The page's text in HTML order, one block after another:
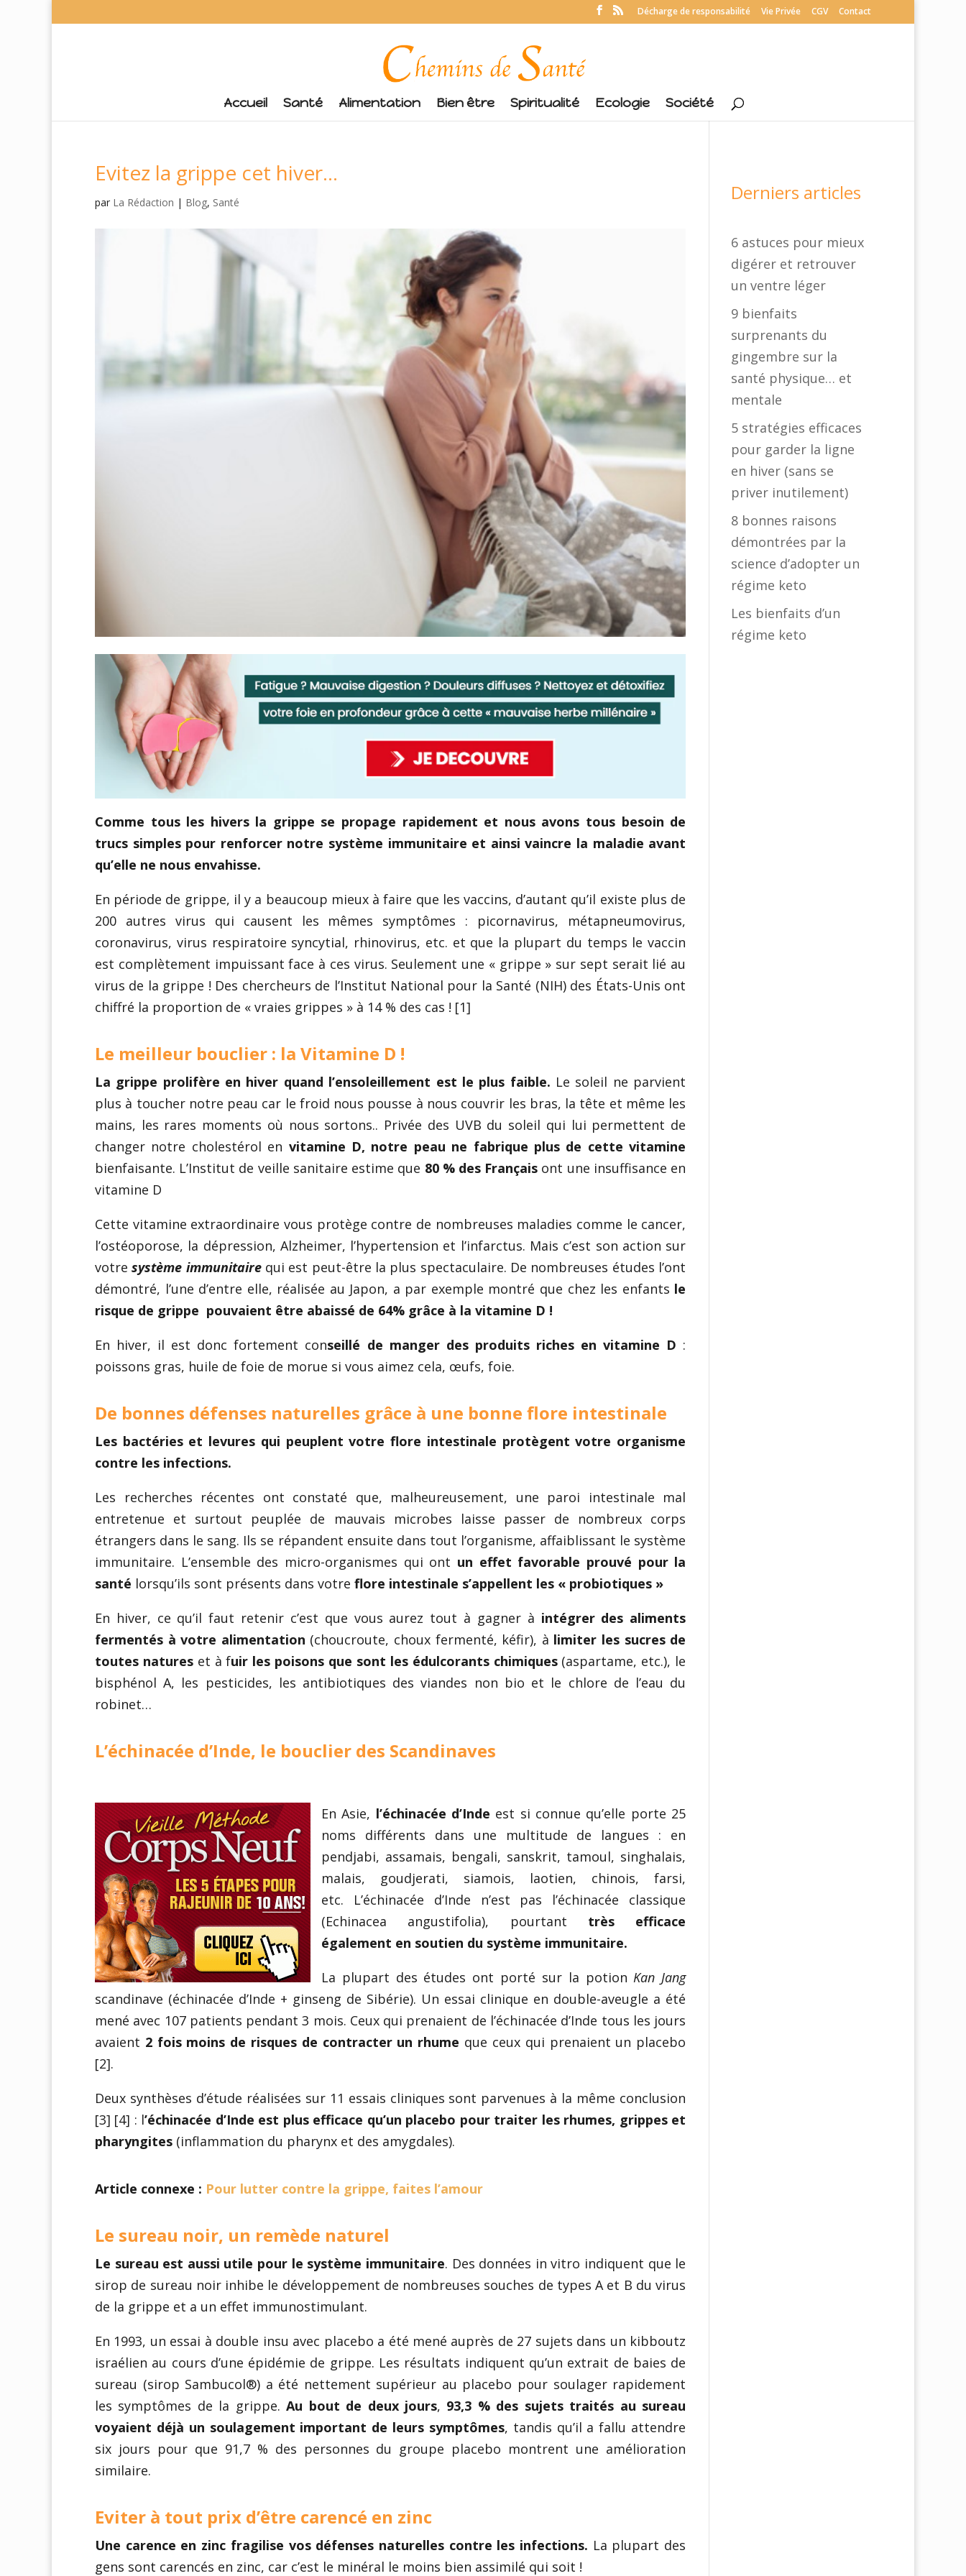
Décharge de responsabilité Vie Privée CGV Contact
Accueil Santé Alimentation Bien être Spiritualité Ecologie Société
Evitez la grippe cet hiver…
par La Rédaction | Blog, Santé
Comme tous les hivers la grippe se propage rapidement et nous avons tous besoin de
trucs simples pour renforcer notre système immunitaire et ainsi vaincre la maladie avant
qu’elle ne nous envahisse.
En période de grippe, il y a beaucoup mieux à faire que les vaccins, d’autant qu’il existe plus de
200 autres virus qui causent les mêmes symptômes : picornavirus, métapneumovirus,
coronavirus, virus respiratoire syncytial, rhinovirus, etc. et que la plupart du temps le vaccin
est complètement impuissant face à ces virus. Seulement une « grippe » sur sept serait lié au
virus de la grippe ! Des chercheurs de l’Institut National pour la Santé (NIH) des États-Unis ont
chiffré la proportion de « vraies grippes » à 14 % des cas ! [1]
Le meilleur bouclier : la Vitamine D !
La grippe prolifère en hiver quand l’ensoleillement est le plus faible. Le soleil ne parvient
plus à toucher notre peau car le froid nous pousse à nous couvrir les bras, la tête et même les
mains, les rares moments où nous sortons.. Privée des UVB du soleil qui lui permettent de
changer notre cholestérol en vitamine D, notre peau ne fabrique plus de cette vitamine
bienfaisante. L’Institut de veille sanitaire estime que 80 % des Français ont une insuffisance en
vitamine D
Cette vitamine extraordinaire vous protège contre de nombreuses maladies comme le cancer,
l’ostéoporose, la dépression, Alzheimer, l’hypertension et l’infarctus. Mais c’est son action sur
votre système immunitairequi est peut-être la plus spectaculaire. De nombreuses études l’ont
démontré, l’une d’entre elle, réalisée au Japon, a par exemple montré que chez les enfants le
risque de grippe pouvaient être abaissé de 64% grâce à la vitamine D !
En hiver, il est donc fortement conseillé de manger des produits riches en vitamine D :
poissons gras, huile de foie de morue si vous aimez cela, œufs, foie.
De bonnes défenses naturelles grâce à une bonne flore intestinale
Les bactéries et levures qui peuplent votre flore intestinale protègent votre organisme
contre les infections.
Les recherches récentes ont constaté que, malheureusement, une paroi intestinale mal
entretenue et surtout peuplée de mauvais microbes laisse passer de nombreux corps
étrangers dans le sang. Ils se répandent ensuite dans tout l’organisme, affaiblissant le système
immunitaire. L’ensemble des micro-organismes qui ont un effet favorable prouvé pour la
santé lorsqu’ils sont présents dans votre flore intestinale s’appellent les « probiotiques »
En hiver, ce qu’il faut retenir c’est que vous aurez tout à gagner à intégrer des aliments
fermentés à votre alimentation (choucroute, choux fermenté, kéfir), à limiter les sucres de
toutes natureset à fuir les poisons que sont les édulcorants chimiques(aspartame, etc.), le
bisphénol A, les pesticides, les antibiotiques des viandes non bio et le chlore de l’eau du
robinet…
L’échinacée d’Inde, le bouclier des Scandinaves
En Asie, l’échinacée d’Inde est si connue qu’elle porte 25
noms différents dans une multitude de langues : en
pendjabi, assamais, bengali, sanskrit, tamoul, singhalais,
malais, goudjerati, siamois, laotien, chinois, farsi,
etc. L’échinacée d’Inde n’est pas l’échinacée classique
(Echinacea angustifolia), pourtant très efficace
également en soutien du système immunitaire.
La plupart des études ont porté sur la potion Kan Jang
scandinave (échinacée d’Inde + ginseng de Sibérie). Un essai clinique en double-aveugle a été
mené avec 107 patients pendant 3 mois. Ceux qui prenaient de l’échinacée d’Inde tous les jours
avaient 2 fois moins de risques de contracter un rhume que ceux qui prenaient un placebo
[2].
Deux synthèses d’étude réalisées sur 11 essais cliniques sont parvenues à la même conclusion
[3] [4] : l’échinacée d’Inde est plus efficace qu’un placebo pour traiter les rhumes, grippes et
pharyngites (inflammation du pharynx et des amygdales).
Article connexe : Pour lutter contre la grippe, faites l’amour
Le sureau noir, un remède naturel
Le sureau est aussi utile pour le système immunitaire. Des données in vitro indiquent que le
sirop de sureau noir inhibe le développement de nombreuses souches de types A et B du virus
de la grippe et a un effet immunostimulant.
En 1993, un essai à double insu avec placebo a été mené auprès de 27 sujets dans un kibboutz
israélien au cours d’une épidémie de grippe. Les résultats indiquent qu’un extrait de baies de
sureau (sirop Sambucol®) a été nettement supérieur au placebo pour soulager rapidement
les symptômes de la grippe. Au bout de deux jours, 93,3 % des sujets traités au sureau
voyaient déjà un soulagement important de leurs symptômes, tandis qu’il a fallu attendre
six jours pour que 91,7 % des personnes du groupe placebo montrent une amélioration
similaire.
Eviter à tout prix d’être carencé en zinc
Une carence en zinc fragilise vos défenses naturelles contre les infections. La plupart des
gens sont carencés en zinc, car c’est le minéral le moins bien assimilé qui soit !
Derniers articles
6 astuces pour mieux
digérer et retrouver
un ventre léger
9 bienfaits
surprenants du
gingembre sur la
santé physique… et
mentale
5 stratégies efficaces
pour garder la ligne
en hiver (sans se
priver inutilement)
8 bonnes raisons
démontrées par la
science d’adopter un
régime keto
Les bienfaits d’un
régime keto